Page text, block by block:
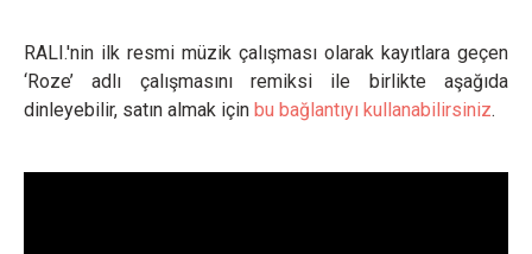
RALI.'nin ilk resmi müzik çalışması olarak kayıtlara geçen
‘Roze’ adlı çalışmasını remiksi ile birlikte aşağıda
dinleyebilir, satın almak için bu bağlantıyı kullanabilirsiniz.